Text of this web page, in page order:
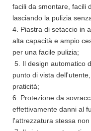
facili da smontare, facili
lasciando la pulizia
4. Piastra di setaccio in
alta capacità e ampio
per una facile pulizia;
5. Il design automatico
punto di vista
praticità;
6. Protezione da
effettivamente danni al
l'attrezzatura stessa